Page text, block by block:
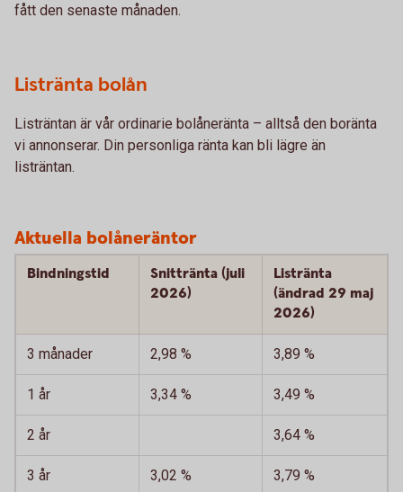
fått den senaste månaden.
Listränta bolån
Listräntan är vår ordinarie bolåneränta – alltså den boränta
vi annonserar. Din personliga ränta kan bli lägre än
listräntan.
Aktuella bolåneräntor
Bindningstid
Snittränta (juli
2026)
Listränta
(ändrad 29 maj
2026)
3 månader 2,98 % 3,89 %
1 år 3,34 % 3,49 %
2 år 3,64 %
3 år 3,02 % 3,79 %